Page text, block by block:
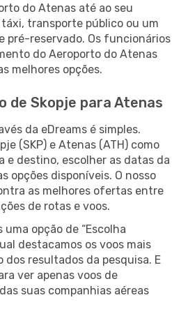
do Atenas até ao seu
transporte público ou um
pré-reservado. Os funcionários
do Aeroporto do Atenas
melhores opções.
de Skopje para Atenas
da eDreams é simples.
(SKP) e Atenas (ATH) como
e destino, escolher as datas da
opções disponíveis. O nosso
as melhores ofertas entre
de rotas e voos.
opção de “Escolha
destacamos os voos mais
resultados da pesquisa. E
ver apenas voos de
suas companhias aéreas